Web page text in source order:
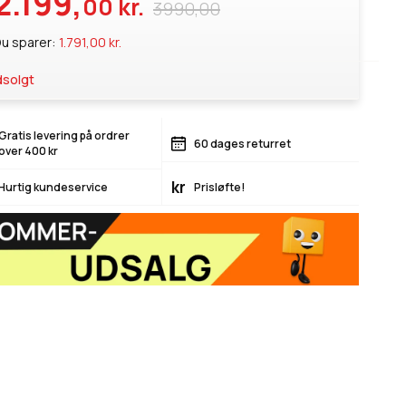
3990,00
00 kr.
sparer: 1.791,00 kr.
levering på ordrer
400 kr
60 dages returret
kundeservice kr Prisløfte!